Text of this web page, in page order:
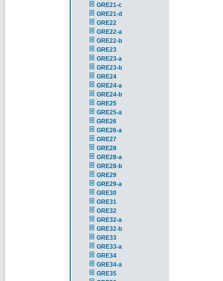
GRE21-c
GRE21-d
GRE22
GRE22-a
GRE22-b
GRE23
GRE23-a
GRE23-b
GRE24
GRE24-a
GRE24-b
GRE25
GRE25-a
GRE26
GRE26-a
GRE27
GRE28
GRE28-a
GRE28-b
GRE29
GRE29-a
GRE30
GRE31
GRE32
GRE32-a
GRE32-b
GRE33
GRE33-a
GRE34
GRE34-a
GRE35